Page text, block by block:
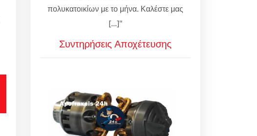
πολυκατοικίων με το μήνα. Καλέστε μας
[...]"
Συντηρήσεις Αποχέτευσης